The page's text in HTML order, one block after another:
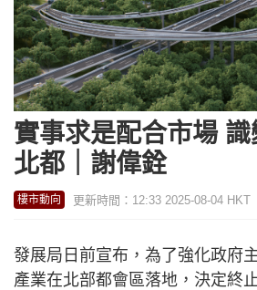
實事求是配合市場
北都｜謝偉銓
樓市動向 更新時間：12:33 2025-08-04 HKT
發展局日前宣布，為了強化政府
產業在北部都會區落地，決定終